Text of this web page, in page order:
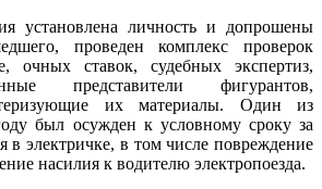
установлена личность и допрошены
проведен комплекс проверок
очных ставок, судебных экспертиз,
представители фигурантов,
их материалы. Один из
был осужден к условному сроку за
в электричке, в том числе повреждение
насилия к водителю электропоезда.